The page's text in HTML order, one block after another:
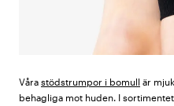
Våra stödstrumpor i bomull är
behagliga mot huden. I